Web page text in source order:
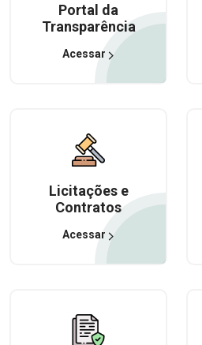
Portal da
Transparência
Acessar
Licitações e
Contratos
Acessar